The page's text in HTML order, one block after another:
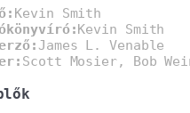
Kevin Smith
Kevin Smith
James L. Venable
Scott Mosier, Bob